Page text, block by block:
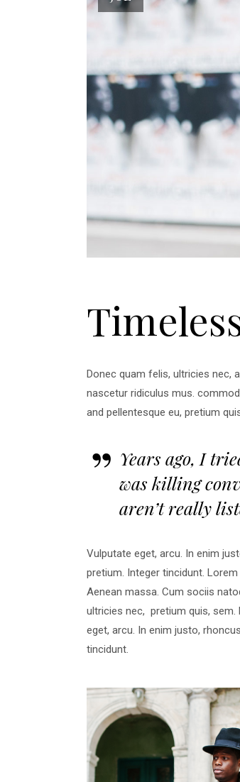
Donec quam felis, ultricies nec,
nascetur ridiculus mus.
and pellentesque eu, pretium
Years ago, I
was killing
aren’t really
Vulputate eget, arcu. In enim
pretium. Integer tincidunt.
Aenean massa. Cum sociis
ultricies nec, pretium quis, sem.
eget, arcu. In enim justo,
tincidunt.